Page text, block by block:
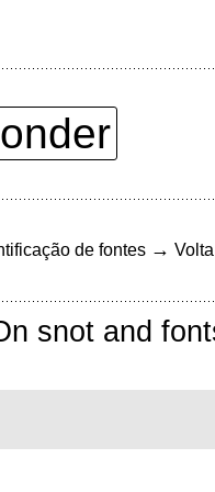
de fontes →
snot and